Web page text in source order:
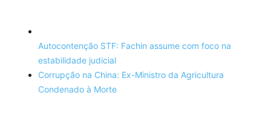
Autocontenção STF: Fachin assume com foco na
estabilidade judicial
Corrupção na China: Ex-Ministro da Agricultura
Condenado à Morte